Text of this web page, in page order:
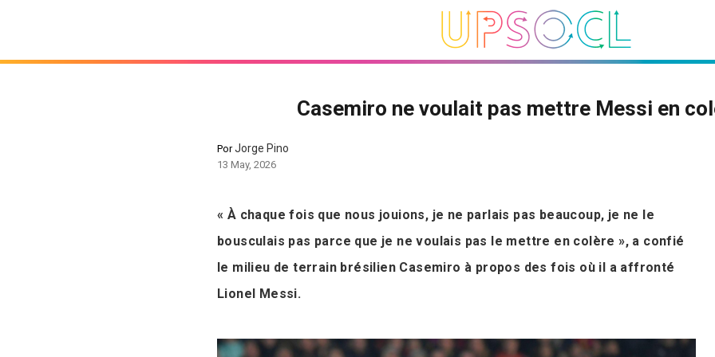
Casemiro ne voulait pas mettre Messi en
PorJorge Pino
13 May, 2026
« À chaque fois que nous jouions, je ne parlais pas beaucoup, je ne le
bousculais pas parce que je ne voulais pas le mettre en colère », a confié
le milieu de terrain brésilien Casemiro à propos des fois où il a affronté
Lionel Messi.